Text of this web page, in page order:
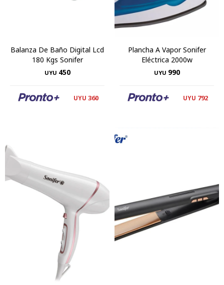
Balanza De Baño Digital Lcd
180 Kgs Sonifer
UYU 450
UYU 360
Plancha A Vapor Sonifer
Eléctrica 2000w
UYU 990
UYU 792